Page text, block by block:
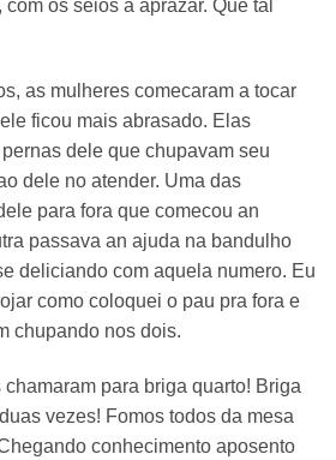
os seios a aprazar. Que tal
as mulheres comecaram a tocar
ficou mais abrasado. Elas
dele que chupavam seu
dele no atender. Uma das
para fora que comecou an
passava an ajuda na bandulho
deliciando com aquela numero. Eu
como coloquei o pau pra fora e
chupando nos dois.
para briga quarto! Briga
vezes! Fomos todos da mesa
conhecimento aposento